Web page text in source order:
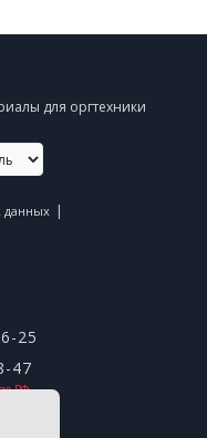
для оргтехники
данных |
25
47
РФ